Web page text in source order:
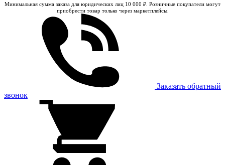
Минимальная сумма заказа для юридических лиц 10 000 ₽. Розничные покупатели могут
приобрести товар только через маркетплейсы.
Заказать обратный
звонок